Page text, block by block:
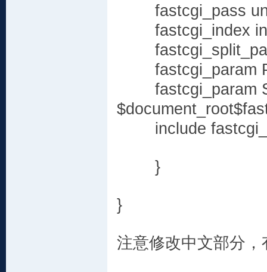
fastcgi_pass
fastcgi_index
fastcgi_param
fastcgi_param
include
}
}
注意修改中文部分